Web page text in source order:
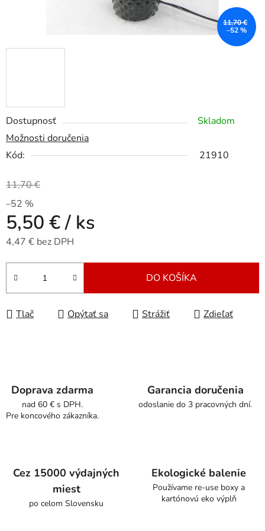
Dostupnosť
Skladom
Možnosti doručenia
Kód:
21910
11,70 €
–52 %
5,50 €/ ks
4,47 € bez DPH
Jednotková cena:
DO KOŠÍKA
Tlač Opýtať sa Strážiť Zdieľať
11,70 €
–52 %
Doprava zdarma
nad 60 € s DPH.
Pre koncového zákazníka.
Garancia doručenia
odoslanie do 3 pracovných dní.
Cez 15000 výdajných
miest
po celom Slovensku
Ekologické balenie
Používame re-use boxy a
kartónovú eko výplň